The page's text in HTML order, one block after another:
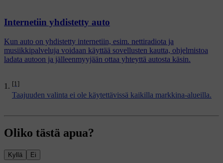
[1]
Taajuuden valinta ei ole käytettävissä kaikilla markkina-alueilla.
Internetiin yhdistetty auto
Kun auto on yhdistetty internetiin, esim. nettiradiota ja
musiikkipalveluja voidaan käyttää sovellusten kautta, ohjelmistoa
ladata autoon ja jälleenmyyjään ottaa yhteyttä autosta käsin.
Oliko tästä apua?
Kyllä Ei